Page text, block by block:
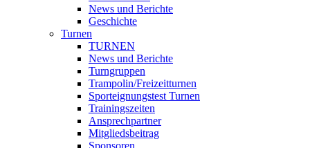
News und Berichte
Geschichte
Turnen
TURNEN
News und Berichte
Turngruppen
Trampolin/Freizeitturnen
Sporteignungstest Turnen
Trainingszeiten
Ansprechpartner
Mitgliedsbeitrag
Sponsoren